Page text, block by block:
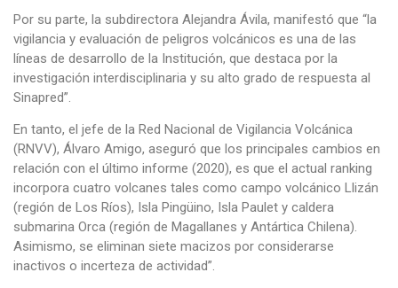
Por su parte, la subdirectora Alejandra Ávila, manifestó que “la
vigilancia y evaluación de peligros volcánicos es una de las
líneas de desarrollo de la Institución, que destaca por la
investigación interdisciplinaria y su alto grado de respuesta al
Sinapred”.
En tanto, el jefe de la Red Nacional de Vigilancia Volcánica
(RNVV), Álvaro Amigo, aseguró que los principales cambios en
relación con el último informe (2020), es que el actual ranking
incorpora cuatro volcanes tales como campo volcánico Llizán
(región de Los Ríos), Isla Pingüino, Isla Paulet y caldera
submarina Orca (región de Magallanes y Antártica Chilena).
Asimismo, se eliminan siete macizos por considerarse
inactivos o incerteza de actividad”.